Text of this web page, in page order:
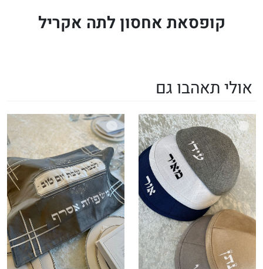
קופסאת אחסון לתה אקריל
אולי תאהבו גם